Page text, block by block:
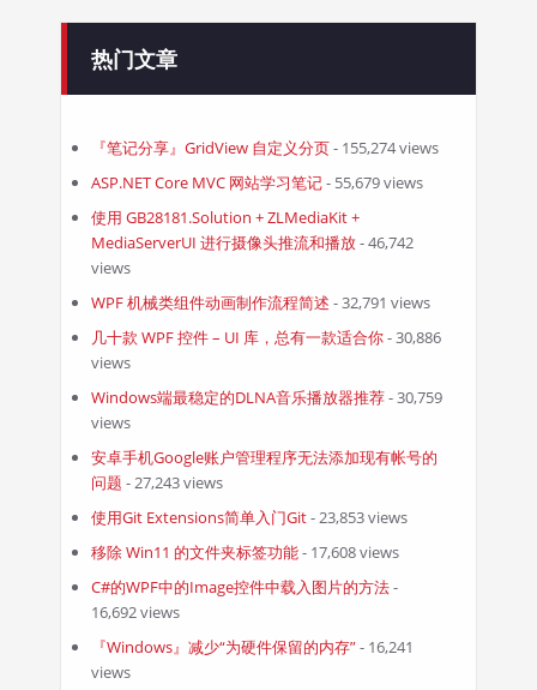
热门文章
『笔记分享』GridView 自定义分页- 155,274 views
ASP.NET Core MVC 网站学习笔记- 55,679 views
使用 GB28181.Solution + ZLMediaKit +
MediaServerUI 进行摄像头推流和播放- 46,742
views
WPF 机械类组件动画制作流程简述 - 32,791 views
几十款 WPF 控件 – UI 库，总有一款适合你- 30,886
views
Windows端最稳定的DLNA音乐播放器推荐- 30,759
views
安卓手机Google账户管理程序无法添加现有帐号的
问题 - 27,243 views
使用Git Extensions简单入门Git- 23,853 views
移除 Win11 的文件夹标签功能- 17,608 views
C#的WPF中的Image控件中载入图片的方法-
16,692 views
『Windows』减少“为硬件保留的内存”- 16,241
views